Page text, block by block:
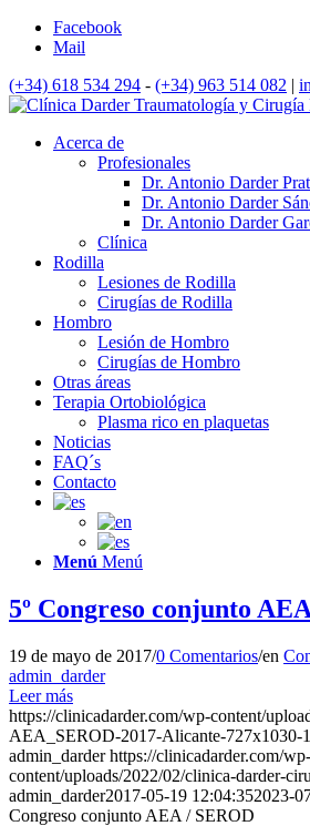
Facebook
Mail
(+34) 618 534 294 - (+34) 963 514 082 |
Acerca de
Profesionales
Dr. Antonio Darder
Dr. Antonio Darder
Dr. Antonio Darder
Clínica
Rodilla
Lesiones de Rodilla
Cirugías de Rodilla
Hombro
Lesión de Hombro
Cirugías de Hombro
Otras áreas
Terapia Ortobiológica
Plasma rico en plaquetas
Noticias
FAQ´s
Contacto
Menú Menú
5º Congreso conjunto
19 de mayo de 2017/0 Comentarios/en
admin_darder
Leer más
https://clinicadarder.com/wp-content/
AEA_SEROD-2017-Alicante-727x1030-
admin_darder https://clinicadarder.com/wp-
content/uploads/2022/02/clinica-darder-
admin_darder2017-05-19 12:04:352023-
Congreso conjunto AEA / SEROD